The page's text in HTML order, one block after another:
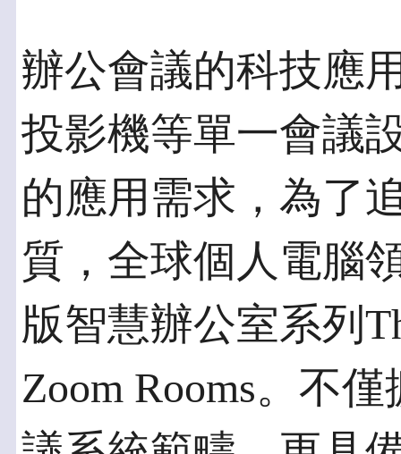
辦公會議的科技應
投影機等單一會議
的應用需求，為了
質，全球個人電腦
版智慧辦公室系列
Zoom Rooms。不